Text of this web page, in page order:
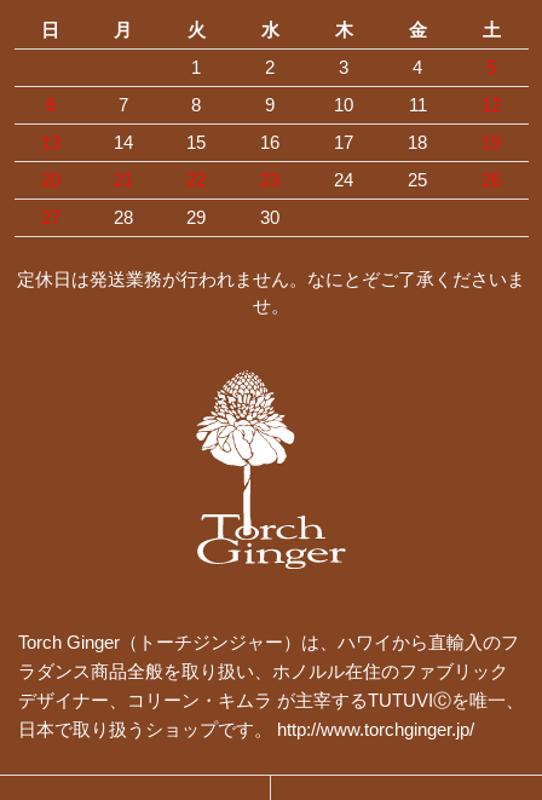
日 月 火 水 木 金
土
1
2 3 4
5
6
7 8 9 10 11
12
13
14 15 16 17 18
19
20
21 22 23 24 25
26
27
28 29 30
定休日は発送業務が行われません。なにとぞご了承くださいま
せ。
Torch Ginger（トーチジンジャー）は、ハワイから直輸入のフ
ラダンス商品全般を取り扱い、ホノルル在住のファブリック
デザイナー、コリーン・キムラ が主宰するTUTUVIⒸを唯一、
日本で取り扱うショップです。 http://www.torchginger.jp/